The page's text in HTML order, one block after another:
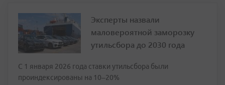
Эксперты назвали
маловероятной заморозку
утильсбора до 2030 года
С 1 января 2026 года ставки утильсбора были
проиндексированы на 10–20%